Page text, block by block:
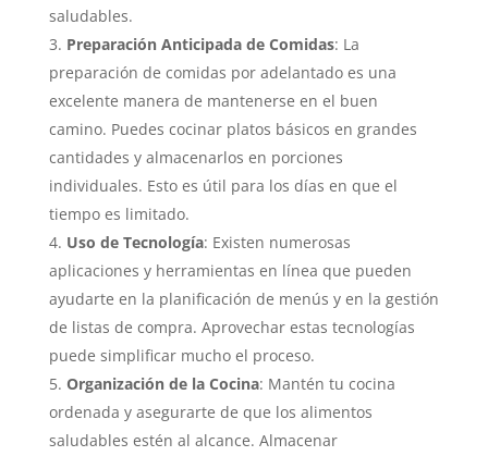
saludables.
Preparación Anticipada de Comidas: La
preparación de comidas por adelantado es una
excelente manera de mantenerse en el buen
camino. Puedes cocinar platos básicos en grandes
cantidades y almacenarlos en porciones
individuales. Esto es útil para los días en que el
tiempo es limitado.
Uso de Tecnología: Existen numerosas
aplicaciones y herramientas en línea que pueden
ayudarte en la planificación de menús y en la gestión
de listas de compra. Aprovechar estas tecnologías
puede simplificar mucho el proceso.
Organización de la Cocina: Mantén tu cocina
ordenada y asegurarte de que los alimentos
saludables estén al alcance. Almacenar